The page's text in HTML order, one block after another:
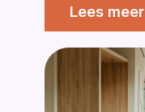
Lees meer